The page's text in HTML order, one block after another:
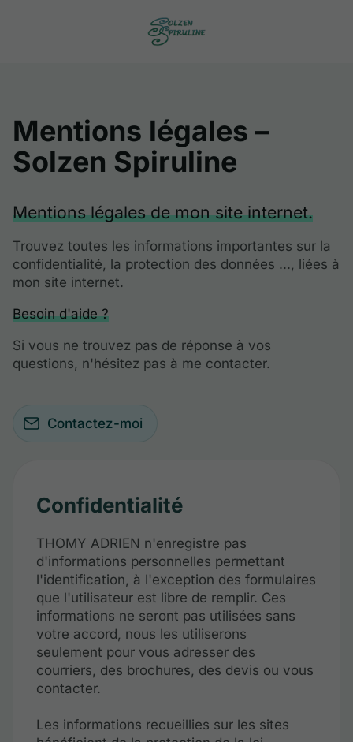
Mentions légales –
Solzen Spiruline
Mentions légales de mon site internet.
Trouvez toutes les informations importantes sur la
confidentialité, la protection des données ..., liées à
mon site internet.
Besoin d'aide ?
Si vous ne trouvez pas de réponse à vos
questions, n'hésitez pas à me contacter.
Contactez-moi
Confidentialité
THOMY ADRIEN n'enregistre pas
d'informations personnelles permettant
l'identification, à l'exception des formulaires
que l'utilisateur est libre de remplir. Ces
informations ne seront pas utilisées sans
votre accord, nous les utiliserons
seulement pour vous adresser des
courriers, des brochures, des devis ou vous
contacter.
Les informations recueillies sur les sites